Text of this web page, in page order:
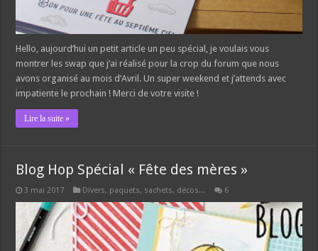
Hello, aujourd’hui un petit article un peu spécial, je voulais vous
montrer les swap que j’ai réalisé pour la crop du forum que nous
avons organisé au mois d’Avril. Un super weekend et j’attends avec
impatiente le prochain ! Merci de votre visite !
Lire la suite »
Blog Hop Spécial « Fête des mères »
3 mai 2017 Divers, paquets, sachets, décos... 6